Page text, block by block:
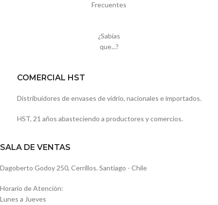
Frecuentes
¿Sabías
que...?
COMERCIAL HST
Distribuidores de envases de vidrio, nacionales e importados.
HST, 21 años abasteciendo a productores y comercios.
SALA DE VENTAS
Dagoberto Godoy 250, Cerrillos. Santiago - Chile
Horario de Atención:
Lunes a Jueves